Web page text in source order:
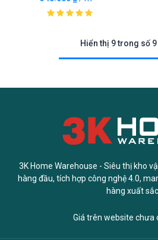
Hiển thị 9 trong số
3K Home Warehouse - Siêu thị kho
hàng đầu, tích hợp công nghệ 4.0,
hàng xuất sắc.
Giá trên website chưa